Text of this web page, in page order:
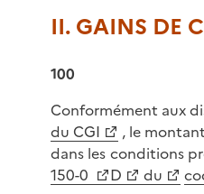
II. GAINS DE
100
Conformément aux
du CGI
, le
dans les conditions
150-0
D du